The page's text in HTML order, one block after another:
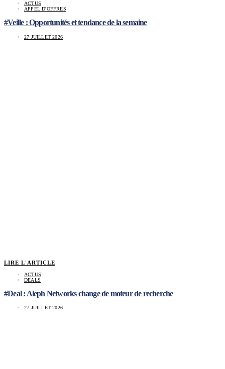
ACTUS
APPEL D'OFFRES
#Veille : Opportunités et tendance de la semaine
27 JUILLET 2026
LIRE L'ARTICLE
ACTUS
DEALS
#Deal : Aleph Networks change de moteur de recherche
27 JUILLET 2026